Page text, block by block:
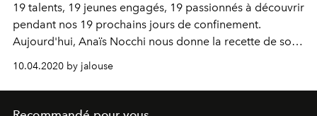
19 talents, 19 jeunes engagés, 19 passionnés à découvrir
pendant nos 19 prochains jours de confinement.
Aujourd'hui, Anaïs Nocchi nous donne la recette de son
smoothie ananas, mangue et gingembre.
10.04.2020 by jalouse